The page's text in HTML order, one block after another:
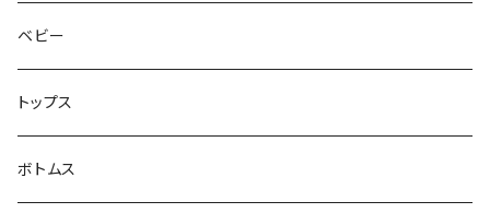
ベビー
トップス
ボトムス